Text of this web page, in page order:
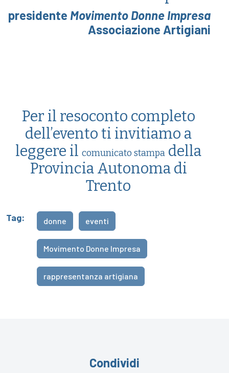
presidente Movimento Donne Impresa
Associazione Artigiani
Per il resoconto completo
dell’evento ti invitiamo a
leggere il comunicato stampa della
Provincia Autonoma di
Trento
Tag: donne eventi
Movimento Donne Impresa
rappresentanza artigiana
Condividi